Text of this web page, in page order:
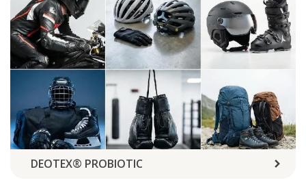
DEOTEX® PROBIOTIC